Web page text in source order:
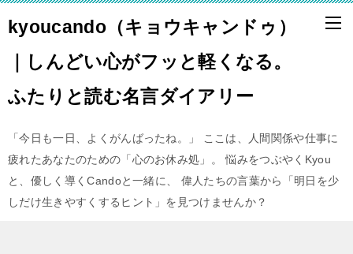
kyoucando（キョウキャンドゥ）
｜しんどい心がフッと軽くなる。
ふたりと読む名言ダイアリー
「今日も一日、よくがんばったね。」 ここは、人間関係や仕事に
疲れたあなたのための「心のお休み処」。 悩みをつぶやくKyou
と、優しく導くCandoと一緒に、 偉人たちの言葉から「明日を少
しだけ生きやすくするヒント」を見つけませんか？